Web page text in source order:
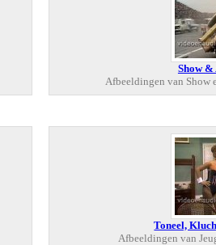
Show &
Afbeeldingen van Show
Toneel,
Afbeeldingen van